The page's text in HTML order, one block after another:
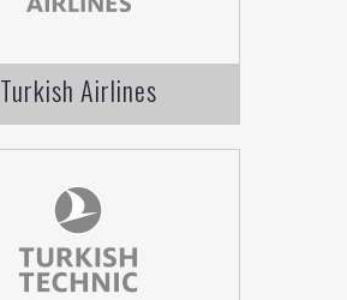
Turkish Airlines